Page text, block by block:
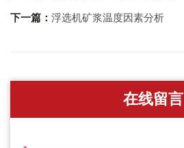
下一篇： 浮选机矿浆温度因素分析
在线留言